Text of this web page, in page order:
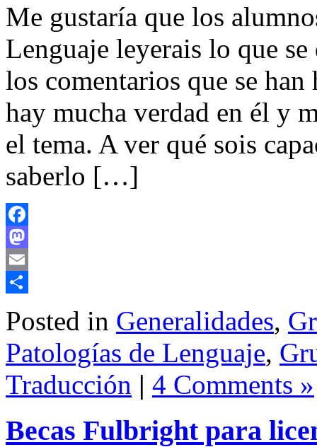
Me gustaría que los
Lenguaje leyerais lo que
los comentarios que se
hay mucha verdad en él y
el tema. A ver qué sois
saberlo […]
Facebook
Mastodon
Email
Posted in Generalidades,
Patologías de Lenguaje,
Traducción | 4 Comments »
Becas Fulbright para